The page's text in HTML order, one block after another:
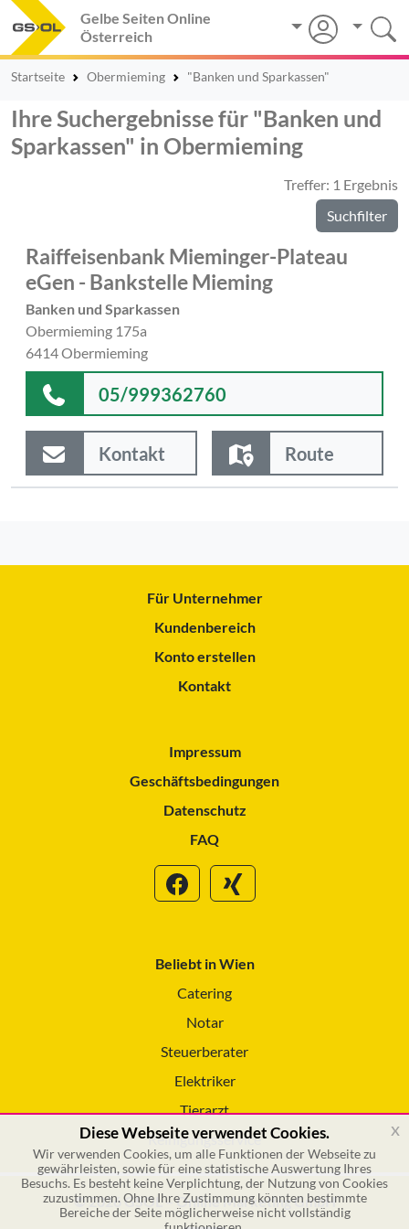
Gelbe Seiten Online
Österreich
Startseite Obermieming "Banken und Sparkassen"
Ihre Suchergebnisse für "Banken und
Sparkassen" in Obermieming
Treffer: 1 Ergebnis
Suchfilter
Raiffeisenbank Mieminger-Plateau
eGen - Bankstelle Mieming
Banken und Sparkassen
Obermieming 175a
6414 Obermieming
05/999362760
Kontakt Route
Für Unternehmer
Kundenbereich
Konto erstellen
Kontakt
Impressum
Geschäftsbedingungen
Datenschutz
FAQ
Beliebt in Wien
Catering
Notar
Steuerberater
Elektriker
Tierarzt
Reinigungsservice
© 2026 GSOL – Online Marketing GmbH
Diese Webseite verwendet Cookies.
Wir verwenden Cookies, um alle Funktionen der Webseite zu
gewährleisten, sowie für eine statistische Auswertung Ihres
Besuchs. Es besteht keine Verplichtung, der Nutzung von Cookies
zuzustimmen. Ohne Ihre Zustimmung könnten bestimmte
Bereiche der Seite möglicherweise nicht vollständig
x